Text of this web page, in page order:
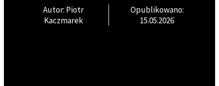
Autor: Piotr
Kaczmarek
Opublikowano:
15.05.2026